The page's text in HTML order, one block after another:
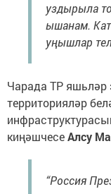
уздырыла
ышанам.
уңышлар
Чарада ТР
территорияләр
киңәшчесеАлсу
“Россия